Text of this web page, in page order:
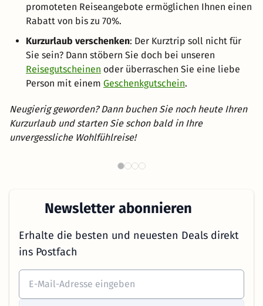
promoteten Reiseangebote ermöglichen Ihnen einen
Rabatt von bis zu 70%.
Kurzurlaub verschenken: Der Kurztrip soll nicht für
Sie sein? Dann stöbern Sie doch bei unseren
Reisegutscheinen oder überraschen Sie eine liebe
Person mit einem Geschenkgutschein.
Neugierig geworden? Dann buchen Sie noch heute Ihren
Kurzurlaub und starten Sie schon bald in Ihre
unvergessliche Wohlfühlreise!
Österreich
Newsletter abonnieren
Erhalte die besten und neuesten Deals direkt
ins Postfach